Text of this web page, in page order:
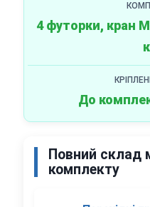
4 футорки, кран
До
Повний склад
комплекту